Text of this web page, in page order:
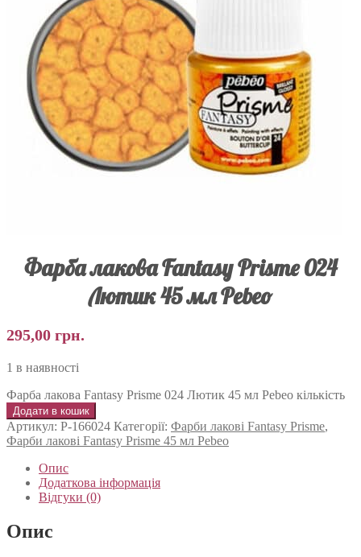
Фарба лакова Fantasy Prisme 024
Лютик 45 мл Pebeo
295,00 грн.
1 в наявності
Фарба лакова Fantasy Prisme 024 Лютик 45 мл Pebeo кількість
Додати в кошик
Артикул: P-166024 Категорії: Фарби лакові Fantasy Prisme,
Фарби лакові Fantasy Prisme 45 мл Pebeo
Опис
Додаткова інформація
Відгуки (0)
Опис